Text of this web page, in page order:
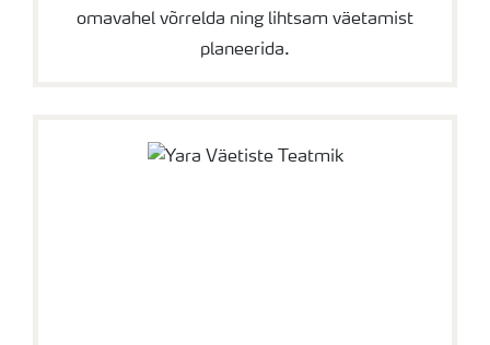
omavahel võrrelda ning lihtsam väetamist
planeerida.